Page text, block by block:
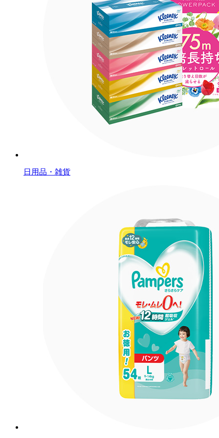
日用品・雑貨